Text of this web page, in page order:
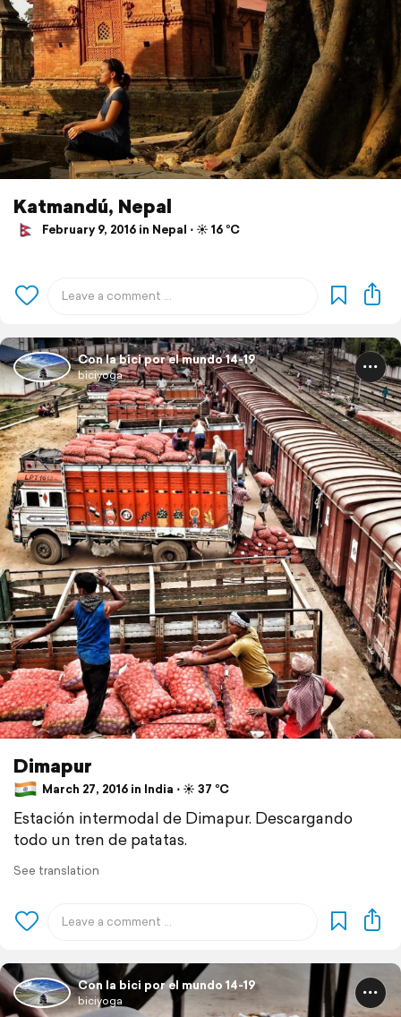
Katmandú, Nepal
February 9, 2016 in Nepal ⋅ ☀️ 16 °C
Con la bici por el mundo 14-19
biciyoga
Dimapur
March 27, 2016 in India ⋅ ☀️ 37 °C
Estación intermodal de Dimapur. Descargando
todo un tren de patatas.
See translation
Con la bici por el mundo 14-19
biciyoga